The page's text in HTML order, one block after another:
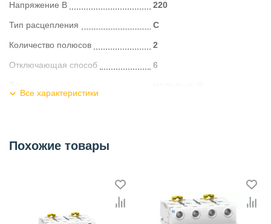
Напряжение В 220
Тип расцепления С
Количество полюсов 2
Отключающая способ 6
Категория
Все характеристики
Похожие товары